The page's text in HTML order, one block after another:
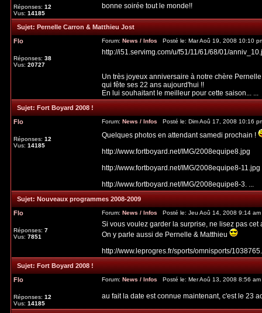
Réponses: 12
Vus: 14185
bonne soirée tout le monde!!
Sujet:Pernelle Carron & Matthieu Jost
Flo
Réponses: 38
Vus: 20727
Forum: News / Infos Posté le: Mar Aoû 19, 2008 10:10
http://i51.servimg.com/u/f51/11/61/68/01/
Un très joyeux anniversaire à notre chère
qui fête ses 22 ans aujourd'hui !!
En lui souhaitant le meilleur pour cette saison... ...
Sujet:Fort Boyard 2008 !
Flo
Réponses: 12
Vus: 14185
Forum: News / Infos Posté le: Dim Aoû 17, 2008 10:16
Quelques photos en attendant samedi prochain !
http://www.fortboyard.net/IMG/2008equipe8.jpg
http://www.fortboyard.net/IMG/2008equipe8-11.jpg
http://www.fortboyard.net/IMG/2008equipe8-3. ...
Sujet:Nouveaux programmes 2008-2009
Flo
Réponses: 7
Vus: 7851
Forum: News / Infos Posté le: Jeu Aoû 14, 2008 9:14
Si vous voulez garder la surprise, ne lisez pas cet
On y parle aussi de Pernelle & Matthieu
http://www.leprogres.fr/sports/omnisports/
Sujet:Fort Boyard 2008 !
Flo
Réponses: 12
Vus: 14185
Forum: News / Infos Posté le: Mer Aoû 13, 2008 8:56
au fait la date est connue maintenant, c'est le 23